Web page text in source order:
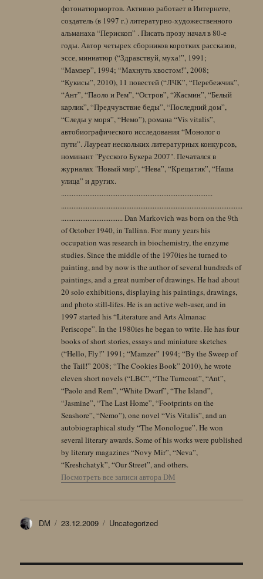
фотонатюрмортов. Активно работает в Интернете,
создатель (в 1997 г.) литературно-художественного
альманаха “Перископ” . Писать прозу начал в 80-е
годы. Автор четырех сборников коротких рассказов,
эссе, миниатюр (“Здравствуй, муха!”, 1991;
“Мамзер”, 1994; “Махнуть хвостом!”, 2008;
“Кукисы”, 2010), 11 повестей (“ЛЧК”, “Перебежчик”,
“Ант”, “Паоло и Рем”, “Остров”, “Жасмин”, “Белый
карлик”, “Предчувствие беды”, “Последний дом”,
“Следы у моря”, “Немо”), романа “Vis vitalis”,
автобиографического исследования “Монолог о
пути”. Лауреат нескольких литературных конкурсов,
номинант "Русского Букера 2007". Печатался в
журналах "Новый мир", “Нева”, “Крещатик”, “Наша
улица” и других.
......................................................................................
.......................................................................................................
................................... Dan Markovich was born on the 9th
of October 1940, in Tallinn. For many years his
occupation was research in biochemistry, the enzyme
studies. Since the middle of the 1970ies he turned to
painting, and by now is the author of several hundreds of
paintings, and a great number of drawings. He had about
20 solo exhibitions, displaying his paintings, drawings,
and photo still-lifes. He is an active web-user, and in
1997 started his “Literature and Arts Almanac
Periscope”. In the 1980ies he began to write. He has four
books of short stories, essays and miniature sketches
(“Hello, Fly!” 1991; “Mamzer” 1994; “By the Sweep of
the Tail!” 2008; “The Cookies Book” 2010), he wrote
eleven short novels (“LBC”, “The Turncoat”, “Ant”,
“Paolo and Rem”, “White Dwarf”, “The Island”,
“Jasmine”, “The Last Home”, “Footprints on the
Seashore”, “Nemo”), one novel “Vis Vitalis”, and an
autobiographical study “The Monologue”. He won
several literary awards. Some of his works were published
by literary magazines “Novy Mir”, “Neva”,
“Kreshchatyk”, “Our Street”, and others.
Посмотреть все записи автора DM
Автор
DM Опубликовано
23.12.2009 Рубрики
Uncategorized